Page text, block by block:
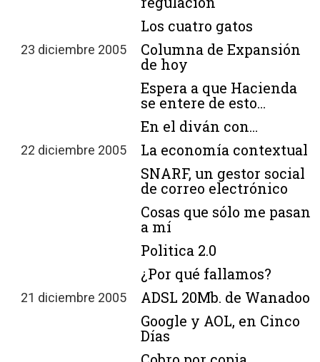
Los cuatro gatos
23 diciembre 2005
Columna de Expansión
de hoy
Espera a que Hacienda
se entere de esto…
En el diván con…
22 diciembre 2005
La economía contextual
SNARF, un gestor social
de correo electrónico
Cosas que sólo me pasan
a mí
Politica 2.0
¿Por qué fallamos?
21 diciembre 2005
ADSL 20Mb. de Wanadoo
Google y AOL, en Cinco
Días